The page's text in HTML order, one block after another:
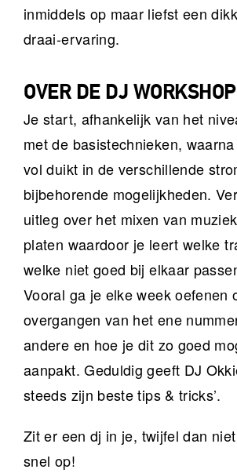
inmiddels op maar liefst een
draai-ervaring.
OVER DE DJ WORKSHOP
Je start, afhankelijk van het
met de basistechnieken,
vol duikt in de verschillende
bijbehorende mogelijkheden.
uitleg over het mixen van
platen waardoor je leert welke
welke niet goed bij elkaar
Vooral ga je elke week oefenen
overgangen van het ene
andere en hoe je dit zo goed
aanpakt. Geduldig geeft DJ
steeds zijn beste tips & tricks’.
Zit er een dj in je, twijfel dan
snel op!